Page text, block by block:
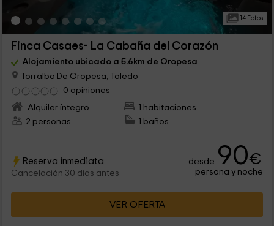
14 Fotos
Finca Casaes- La Cabaña del Corazón
Alojamiento ubicado a 5.6km de Oropesa
Torralba De Oropesa, Toledo
0 opiniones
Alquiler íntegro
1 habitaciones
2 personas
1 baños
Reserva inmediata
Cancelación 30 días antes
desde 90€
persona y noche
VER OFERTA